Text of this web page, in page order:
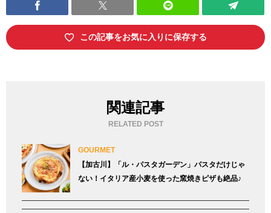
この記事をお気に入りに保存する
関連記事
RELATED POST
GOURMET
【加古川】「ル・パスタガーデン」パスタだけじゃ
ない！イタリア産小麦を使った窯焼きピザも絶品♪